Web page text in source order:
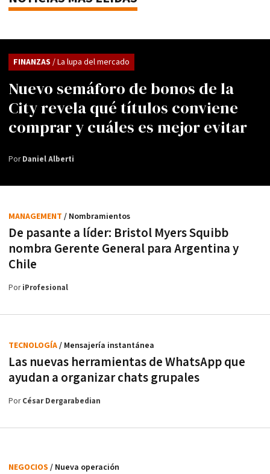
Nuevo semáforo de bonos de la
City revela qué títulos conviene
comprar y cuáles es mejor evitar
FINANZAS / La lupa del mercado
PorDaniel Alberti
De pasante a líder: Bristol Myers Squibb
nombra Gerente General para Argentina y
Chile
MANAGEMENT / Nombramientos
PoriProfesional
Las nuevas herramientas de WhatsApp que
ayudan a organizar chats grupales
TECNOLOGÍA/ Mensajería instantánea
PorCésar Dergarabedian
NEGOCIOS / Nueva operación